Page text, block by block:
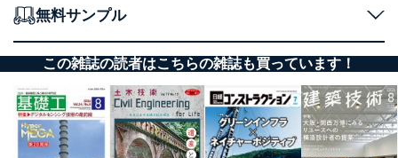
外国語豆知識
今年は卯年 ～ウサギ（兎）に関する雑学～
石塚 敬之
編 集 後 記
石井 信行
無料サンプル
この雑誌の読者はこちらの雑誌も買っています！